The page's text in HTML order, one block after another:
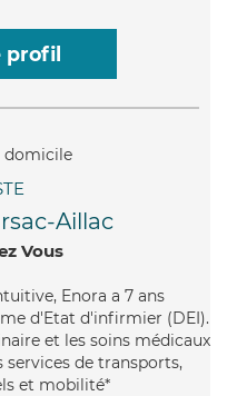
profil
Aillac
Vous
Enora a 7 ans
d'Etat d'infirmier (DEI).
et les soins médicaux
services de transports,
et mobilité*